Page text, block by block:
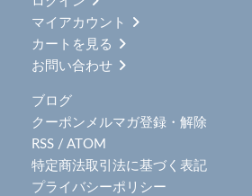
マイアカウント
カートを見る
お問い合わせ
ブログ
クーポンメルマガ登録・解除
RSS / ATOM
特定商法取引法に基づく表記
プライバシーポリシー